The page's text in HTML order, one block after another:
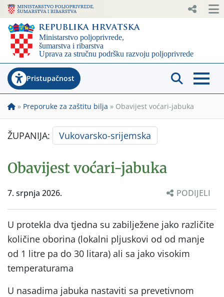
Pristupačnost
» Preporuke za zaštitu bilja » Obavijest voćari-jabuka
ŽUPANIJA: Vukovarsko-srijemska
Obavijest voćari-jabuka
7. srpnja 2026. PODIJELI
U protekla dva tjedna su zabilježene jako različite
količine oborina (lokalni pljuskovi od od manje
od 1 litre pa do 30 litara) ali sa jako visokim
temperaturama
U nasadima jabuka nastaviti sa prevetivnom